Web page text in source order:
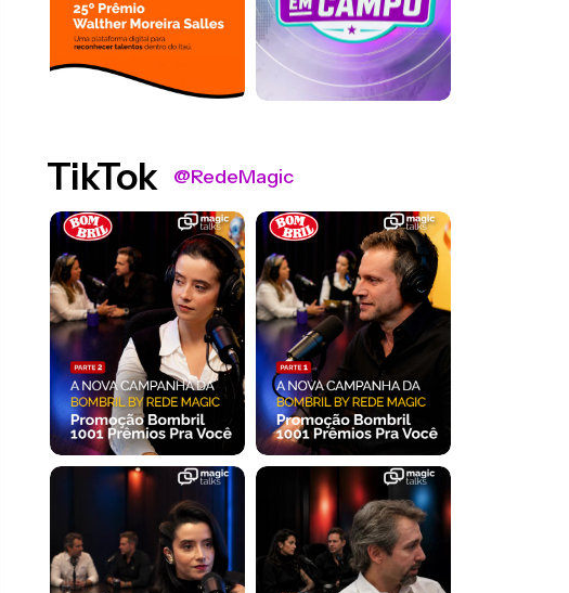
TikTok @RedeMagic